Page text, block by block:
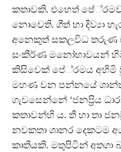
කතාවකි. එහෙත්
නොවෙති. ගීත් හා දිව්‍යා
අනෙකුත් සකලවිධ තරුණ
සංකීර්ණ මනෝභාවයන්
කිසිවෙක් පේ‍්‍රමය අහිමි
මහණ වන පන්නයේ
ගැවසෙන්නේ ‘ජනප‍්‍රිය
කතාවන්හි ය. තී හා තා
නවකතා ශානර දෙකටම
කෘතියකි. මතුපිටින් අතගා